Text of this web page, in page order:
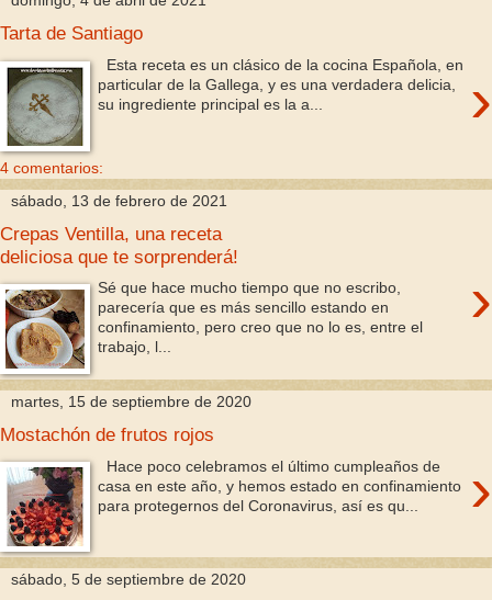
Tarta de Santiago
›
Esta receta es un clásico de la cocina Española, en
particular de la Gallega, y es una verdadera delicia,
su ingrediente principal es la a...
4 comentarios:
sábado, 13 de febrero de 2021
Crepas Ventilla, una receta
deliciosa que te sorprenderá!
›
Sé que hace mucho tiempo que no escribo,
parecería que es más sencillo estando en
confinamiento, pero creo que no lo es, entre el
trabajo, l...
martes, 15 de septiembre de 2020
Mostachón de frutos rojos
›
Hace poco celebramos el último cumpleaños de
casa en este año, y hemos estado en confinamiento
para protegernos del Coronavirus, así es qu...
sábado, 5 de septiembre de 2020